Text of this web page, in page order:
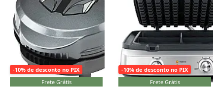
-10% de desconto no PIX
Frete Grátis
-10% de desconto no PIX
Frete Grátis